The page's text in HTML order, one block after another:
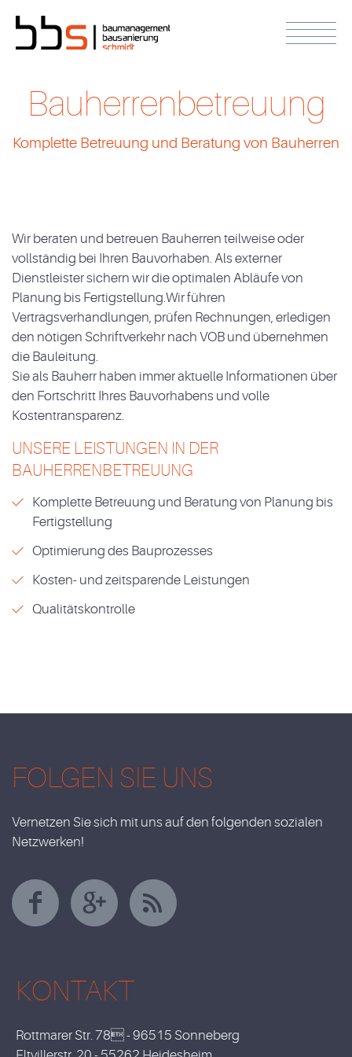
Bauherrenbetreuung
Komplette Betreuung und Beratung von Bauherren
Wir beraten und betreuen Bauherren teilweise oder
vollständig bei Ihren Bauvorhaben. Als externer
Dienstleister sichern wir die optimalen Abläufe von
Planung bis Fertigstellung.Wir führen
Vertragsverhandlungen, prüfen Rechnungen, erledigen
den nötigen Schriftverkehr nach VOB und übernehmen
die Bauleitung.
Sie als Bauherr haben immer aktuelle Informationen über
den Fortschritt Ihres Bauvorhabens und volle
Kostentransparenz.
UNSERE LEISTUNGEN IN DER
BAUHERRENBETREUUNG
Komplette Betreuung und Beratung von Planung bis
Fertigstellung
Optimierung des Bauprozesses
Kosten- und zeitsparende Leistungen
Qualitätskontrolle
FOLGEN SIE UNS
Vernetzen Sie sich mit uns auf den folgenden sozialen
Netzwerken!
KONTAKT
Rottmarer Str. 78 - 96515 Sonneberg